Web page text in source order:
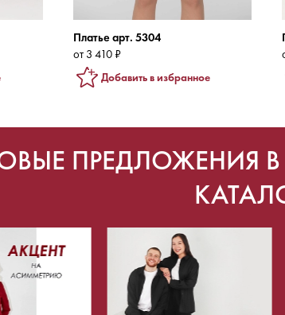
Платье арт. 5304
от 3 410 ₽
Добавить в избранное
ПРЕДЛОЖЕНИЯ